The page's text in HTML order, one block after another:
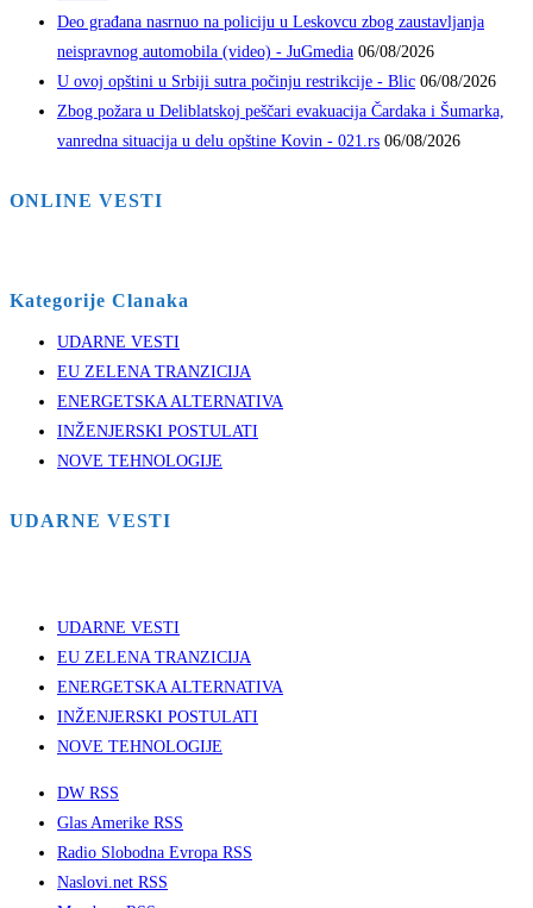
Deo građana nasrnuo na policiju u Leskovcu zbog zaustavljanja
neispravnog automobila (video) - JuGmedia 06/08/2026
U ovoj opštini u Srbiji sutra počinju restrikcije - Blic 06/08/2026
Zbog požara u Deliblatskoj peščari evakuacija Čardaka i Šumarka,
vanredna situacija u delu opštine Kovin - 021.rs 06/08/2026
ONLINE VESTI
Kategorije Clanaka
UDARNE VESTI
EU ZELENA TRANZICIJA
ENERGETSKA ALTERNATIVA
INŽENJERSKI POSTULATI
NOVE TEHNOLOGIJE
UDARNE VESTI
UDARNE VESTI
EU ZELENA TRANZICIJA
ENERGETSKA ALTERNATIVA
INŽENJERSKI POSTULATI
NOVE TEHNOLOGIJE
DW RSS
Glas Amerike RSS
Radio Slobodna Evropa RSS
Naslovi.net RSS